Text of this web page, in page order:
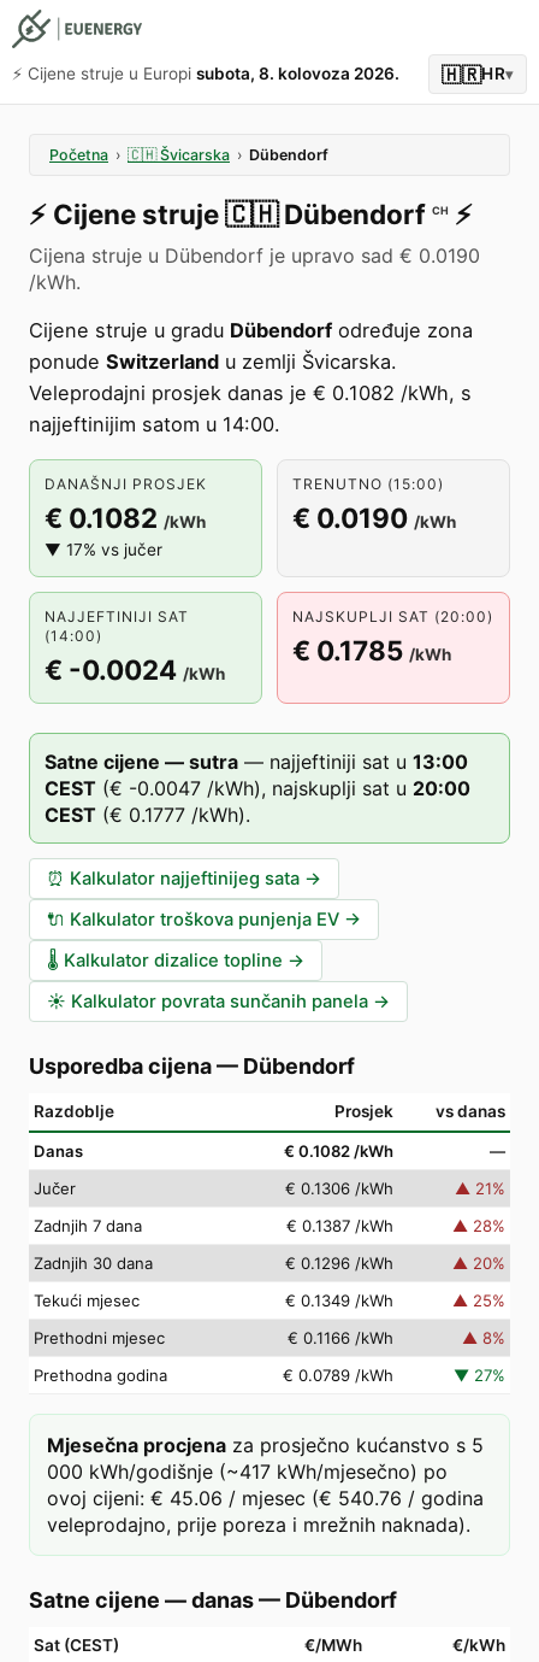
⚡️ Cijene struje u Europi subota, 8. kolovoza 2026. 🇭🇷HR▾
Početna › 🇨🇭 Švicarska › Dübendorf
⚡️ Cijene struje🇨🇭 Dübendorf CH ⚡️
Cijena struje u Dübendorf je upravo sad € 0.0190
/kWh.
Cijene struje u gradu Dübendorf određuje zona
ponude Switzerland u zemlji Švicarska.
Veleprodajni prosjek danas je € 0.1082 /kWh, s
najjeftinijim satom u 14:00.
DANAŠNJI PROSJEK
€ 0.1082 /kWh
▼ 17% vs jučer
TRENUTNO (15:00)
€ 0.0190 /kWh
NAJJEFTINIJI SAT
(14:00)
€ -0.0024 /kWh
NAJSKUPLJI SAT (20:00)
€ 0.1785 /kWh
Satne cijene — sutra — najjeftiniji sat u 13:00
CEST (€ -0.0047 /kWh), najskuplji sat u 20:00
CEST (€ 0.1777 /kWh).
⏰ Kalkulator najjeftinijeg sata →
🔌 Kalkulator troškova punjenja EV →
🌡️ Kalkulator dizalice topline →
☀️ Kalkulator povrata sunčanih panela →
Usporedba cijena— Dübendorf
Razdoblje Prosjek vs danas
Danas € 0.1082 /kWh
—
Jučer
€ 0.1306 /kWh ▲ 21%
Zadnjih 7 dana
€ 0.1387 /kWh ▲ 28%
Zadnjih 30 dana
€ 0.1296 /kWh ▲ 20%
Tekući mjesec
€ 0.1349 /kWh ▲ 25%
Prethodni mjesec
€ 0.1166 /kWh ▲ 8%
Prethodna godina
€ 0.0789 /kWh ▼ 27%
Mjesečna procjena za prosječno kućanstvo s 5
000 kWh/godišnje (~417 kWh/mjesečno) po
ovoj cijeni: € 45.06 / mjesec (€ 540.76 / godina
veleprodajno, prije poreza i mrežnih naknada).
Satne cijene — danas— Dübendorf
Sat (CEST) €/MWh €/kWh